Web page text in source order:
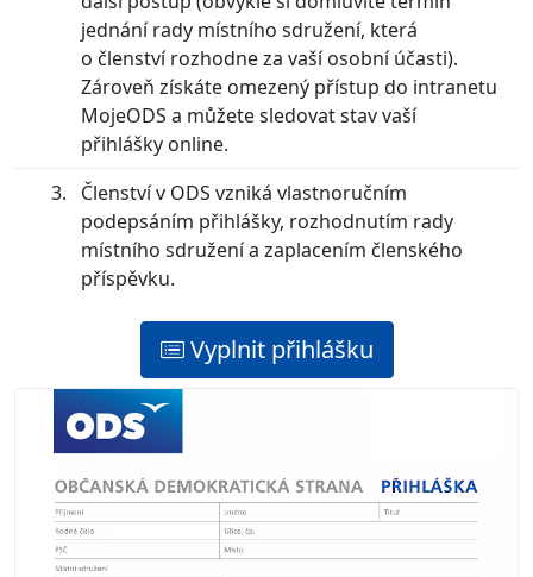
jednání rady místního sdružení, která
o členství rozhodne za vaší osobní účasti).
Zároveň získáte omezený přístup do intranetu
MojeODS a můžete sledovat stav vaší
přihlášky online.
Členství v ODS vzniká vlastnoručním
podepsáním přihlášky, rozhodnutím rady
místního sdružení a zaplacením členského
příspěvku.
Vyplnit přihlášku